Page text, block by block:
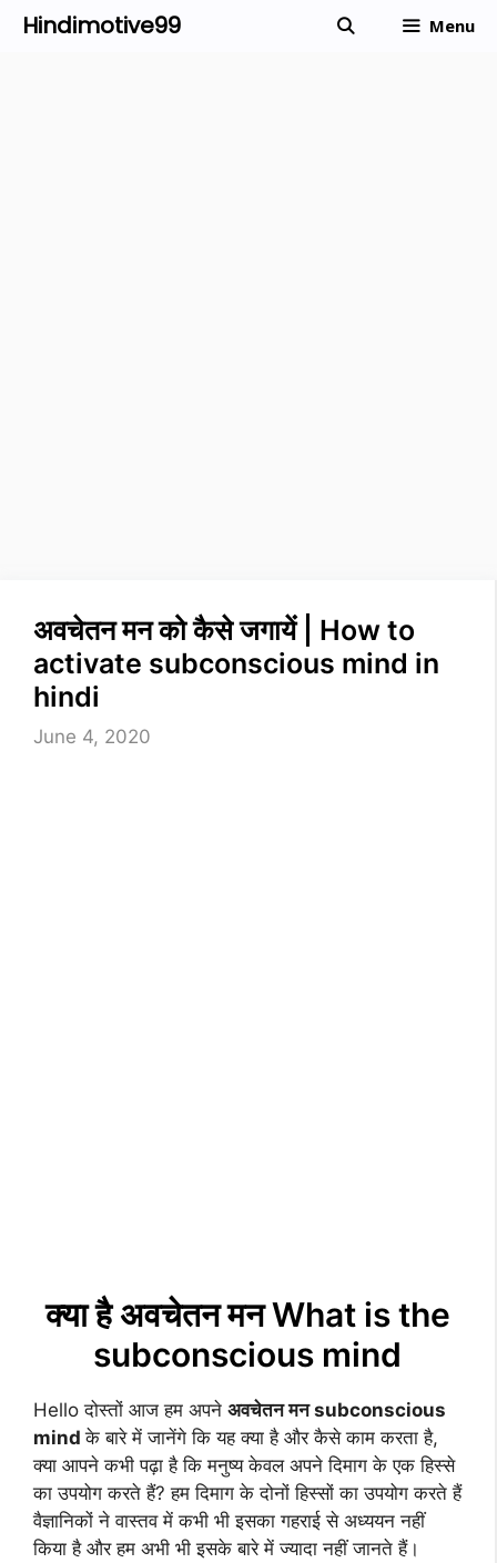
SkipHindimotive99 Menu
अवचेतन मन को कैसे जगायें | How to
activate subconscious mind in
hindi
June 4, 2020
क्या है अवचेतन मन What is the
subconscious mind
Hello दोस्तों आज हम अपने अवचेतन मन subconscious
mindके बारे में जानेंगे कि यह क्या है और कैसे काम करता है,
क्या आपने कभी पढ़ा है कि मनुष्य केवल अपने दिमाग के एक हिस्से
का उपयोग करते हैं? हम दिमाग के दोनों हिस्सों का उपयोग करते हैं
वैज्ञानिकों ने वास्तव में कभी भी इसका गहराई से अध्ययन नहीं
किया है और हम अभी भी इसके बारे में ज्यादा नहीं जानते हैं।